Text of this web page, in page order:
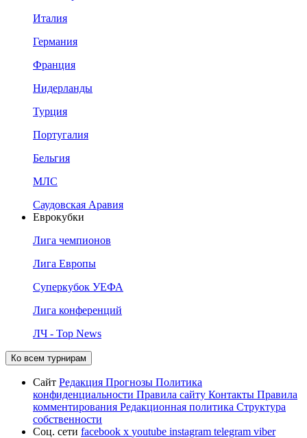
Италия
Германия
Франция
Нидерланды
Турция
Португалия
Бельгия
МЛС
Саудовская Аравия
Еврокубки
Лига чемпионов
Лига Европы
Суперкубок УЕФА
Лига конференций
ЛЧ - Top News
Ко всем турнирам
Сайт Редакция Прогнозы Политика
конфиденциальности Правила сайту Контакты Правила
комментирования Редакционная политика Структура
собственности
Соц. сети facebook x youtube instagram telegram viber